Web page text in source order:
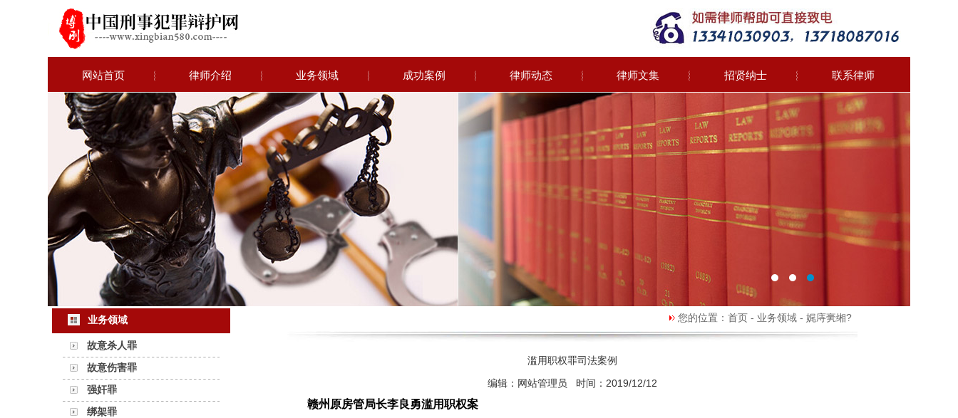
网站首页 ︴ 律师介绍 ︴ 业务领域 ︴ 成功案例 ︴ 律师动态 ︴ 律师文集 ︴ 招贤纳士 ︴ 联系律师
业务领域
故意杀人罪
故意伤害罪
强奸罪
绑架罪
您的位置：首页 - 业务领域 - 娓庤亴缃?
滥用职权罪司法案例
编辑：网站管理员 时间：2019/12/12
赣州原房管局长李良勇滥用职权案